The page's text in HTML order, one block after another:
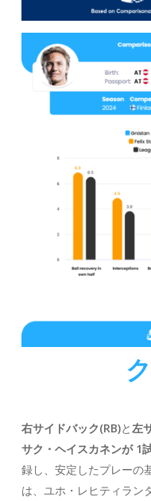
右サイドバック(RB)と左
サク・ヘイスカネンが 1
録し、安定したプレーの
は、 ユホ・レヒティラン